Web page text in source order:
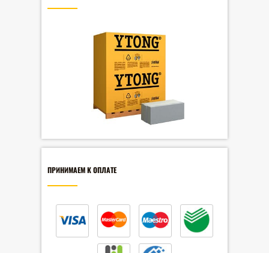
ПРИНИМАЕМ К ОПЛАТЕ